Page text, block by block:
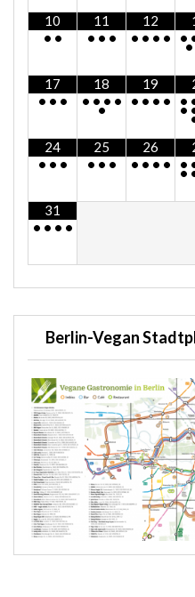
10
• •
11
• • •
12
• • • •
•
•
17
• • •
18
• • • •
•
19
• • • •
•
•
24
• • •
25
• • •
26
• • • •
•
•
31
• • • •
Berlin-Vegan